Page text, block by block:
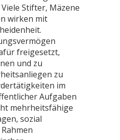
Stifter, Mäzene
wirken mit
freigesetzt,
und zu
zu
im
Aufgaben
mehrheitsfähige
sozial